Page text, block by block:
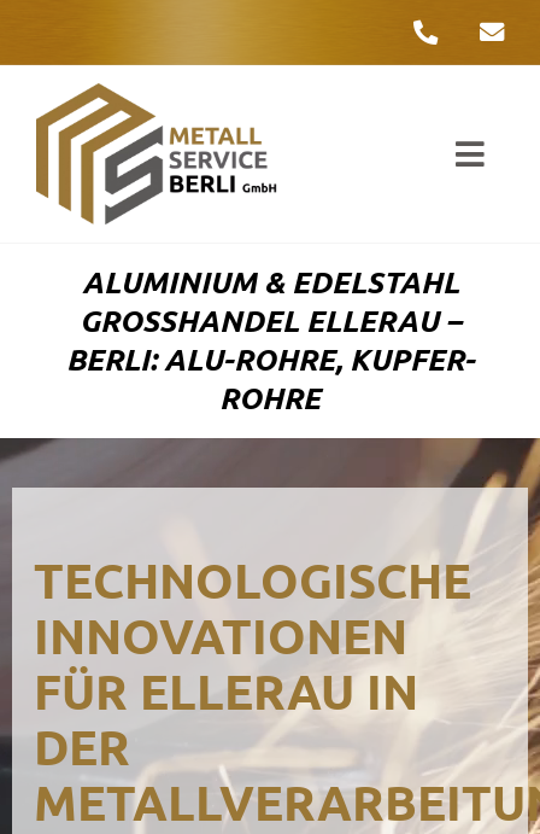
ALUMINIUM & EDELSTAHL
GROSSHANDEL ELLERAU – B
ERLI: ALU-ROHRE, KUPFER-R
OHRE
TECHNOLOGISCHE
INNOVATIONEN
FÜR ELLERAU IN
DER